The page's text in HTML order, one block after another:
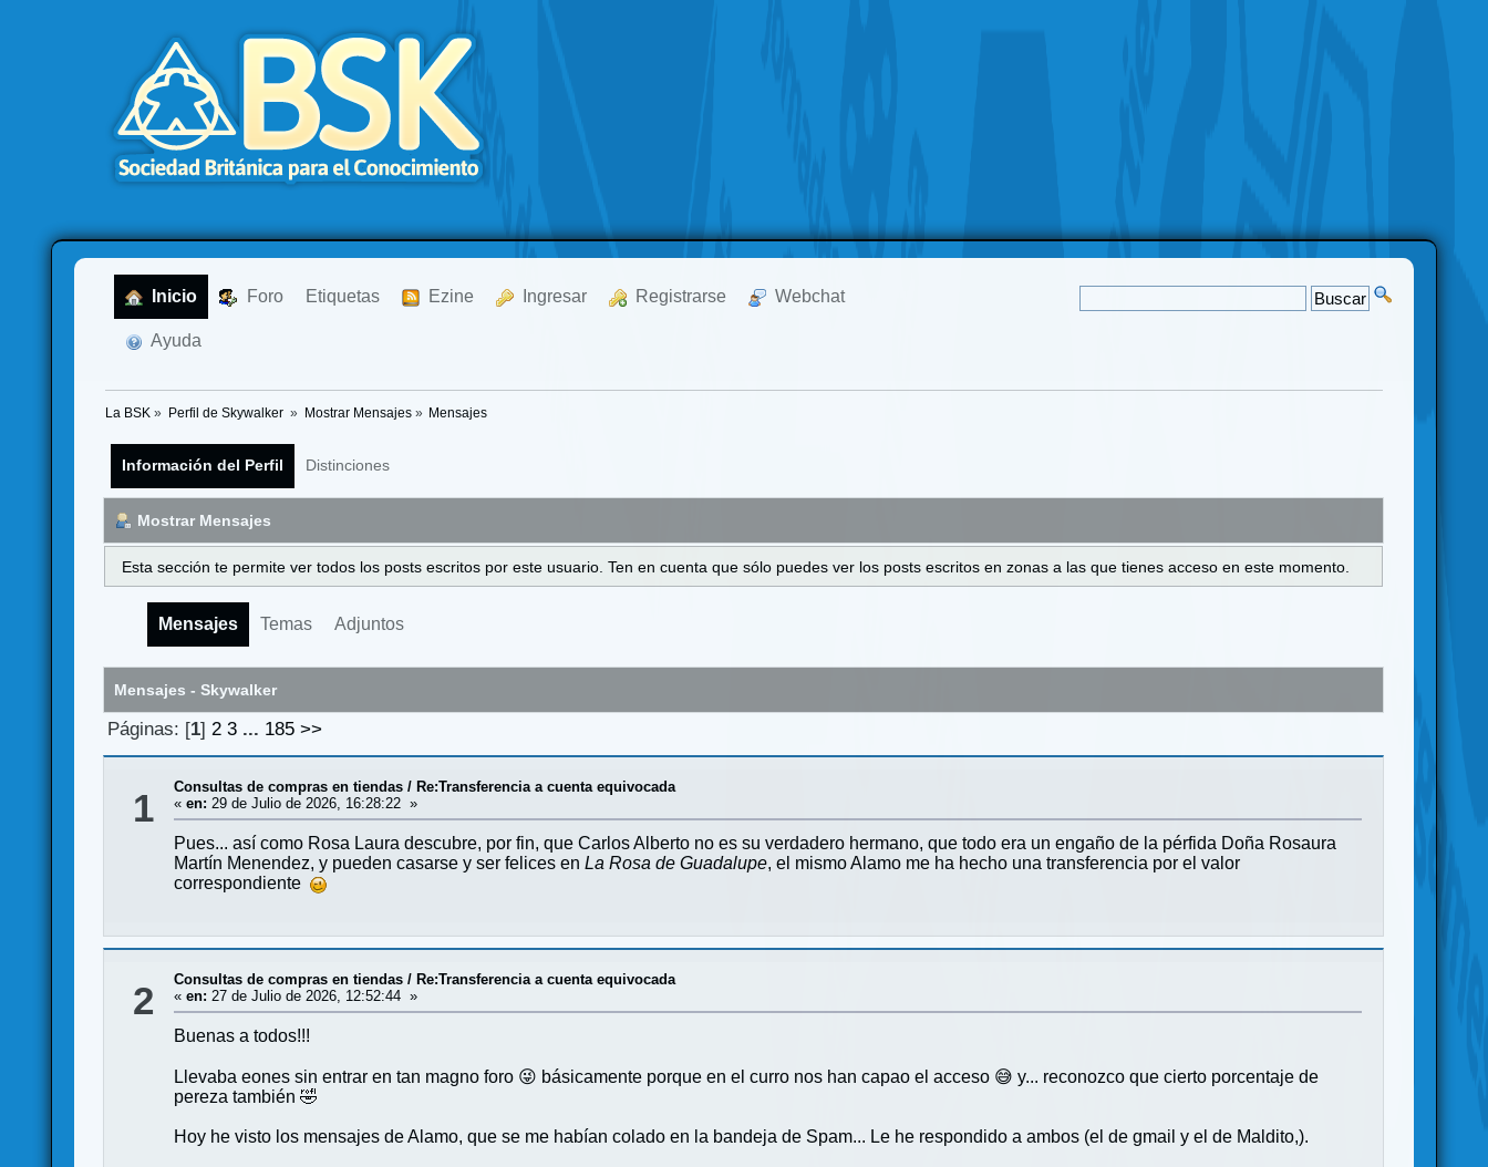
Inicio Foro Etiquetas Ezine Ingresar Registrarse Webchat
Ayuda
La BSK » Perfil de Skywalker » Mostrar Mensajes» Mensajes
Información del Perfil Distinciones
Mostrar Mensajes
Esta sección te permite ver todos los posts escritos por este usuario. Ten en cuenta que sólo puedes ver los posts escritos en zonas a las que tienes acceso en este momento.
Mensajes Temas Adjuntos
Mensajes - Skywalker
Páginas: [1] 2 3 ... 185 >>
1 Consultas de compras en tiendas / Re:Transferencia a cuenta equivocada
«en: 29 de Julio de 2026, 16:28:22 »
Pues... así como Rosa Laura descubre, por fin, que Carlos Alberto no es su verdadero hermano, que todo era un engaño de la pérfida Doña Rosaura
Martín Menendez, y pueden casarse y ser felices enLa Rosa de Guadalupe, el mismo Alamo me ha hecho una transferencia por el valor
correspondiente
2 Consultas de compras en tiendas / Re:Transferencia a cuenta equivocada
«en: 27 de Julio de 2026, 12:52:44 »
Buenas a todos!!!
Llevaba eones sin entrar en tan magno foro 😜 básicamente porque en el curro nos han capao el acceso 😅 y... reconozco que cierto porcentaje de
pereza también 🤣
Hoy he visto los mensajes de Alamo, que se me habían colado en la bandeja de Spam... Le he respondido a ambos (el de gmail y el de Maldito,).